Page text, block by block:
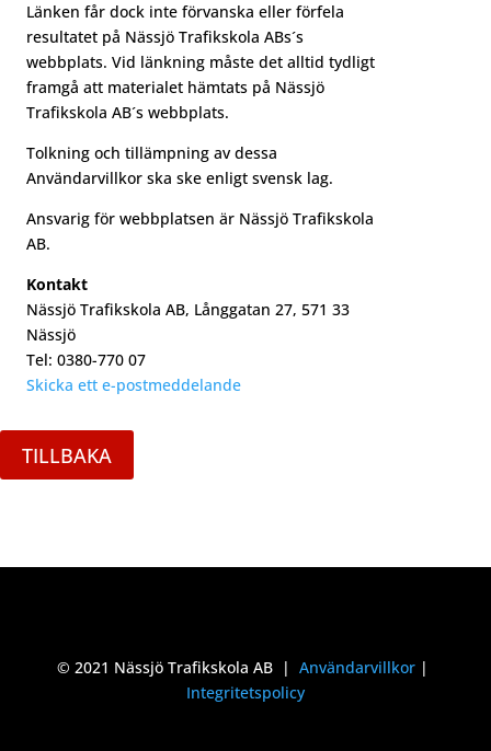
Länken får dock inte förvanska eller förfela
resultatet på Nässjö Trafikskola ABs´s
webbplats. Vid länkning måste det alltid tydligt
framgå att materialet hämtats på Nässjö
Trafikskola AB´s webbplats.
Tolkning och tillämpning av dessa
Användarvillkor ska ske enligt svensk lag.
Ansvarig för webbplatsen är Nässjö Trafikskola
AB.
Kontakt
Nässjö Trafikskola AB, Långgatan 27, 571 33
Nässjö
Tel: 0380-770 07
Skicka ett e-postmeddelande
TILLBAKA
© 2021 Nässjö Trafikskola AB |Användarvillkor |
Integritetspolicy